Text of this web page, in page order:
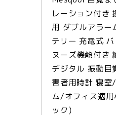
レーション付き
用 ダブルアラー
テリー 充電式
ヌーズ機能付き
デジタル 振動目
害者用時計 寝室
ム/オフィス適
ック)